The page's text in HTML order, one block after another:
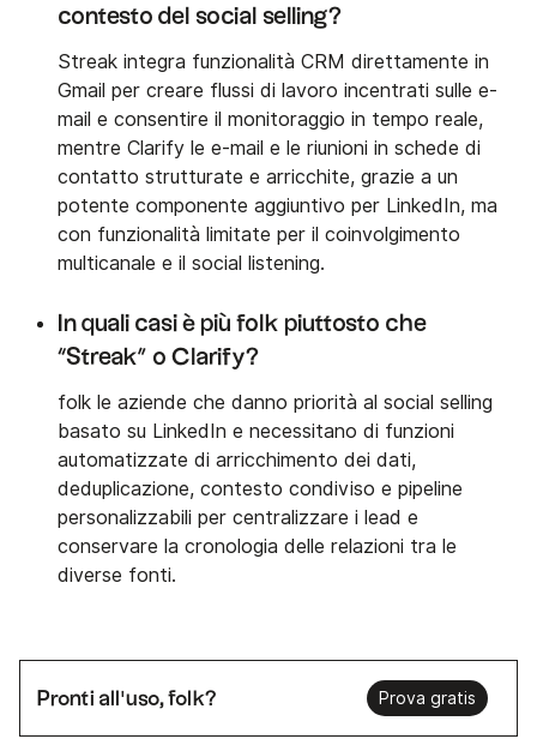
contesto del social selling?
Streak integra funzionalità CRM direttamente in
Gmail per creare flussi di lavoro incentrati sulle e-
mail e consentire il monitoraggio in tempo reale,
mentre Clarify le e-mail e le riunioni in schede di
contatto strutturate e arricchite, grazie a un
potente componente aggiuntivo per LinkedIn, ma
con funzionalità limitate per il coinvolgimento
multicanale e il social listening.
In quali casi è più folk piuttosto che
“Streak” o Clarify?
folk le aziende che danno priorità al social selling
basato su LinkedIn e necessitano di funzioni
automatizzate di arricchimento dei dati,
deduplicazione, contesto condiviso e pipeline
personalizzabili per centralizzare i lead e
conservare la cronologia delle relazioni tra le
diverse fonti.
Pronti all'uso, folk? Prova gratis